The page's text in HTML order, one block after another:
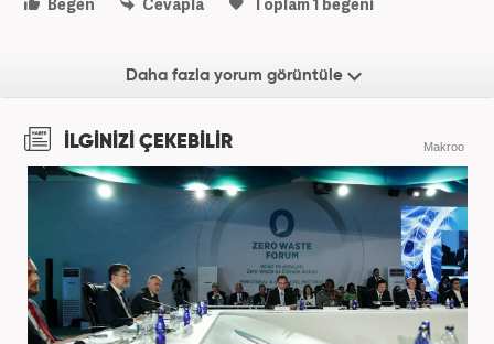
Daha fazla yorum görüntüle
İLGİNİZİ ÇEKEBİLİR Makroo